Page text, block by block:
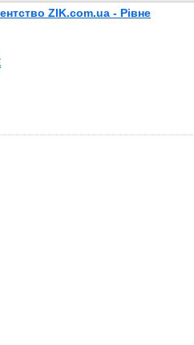
ZIK.com.ua - Рівне